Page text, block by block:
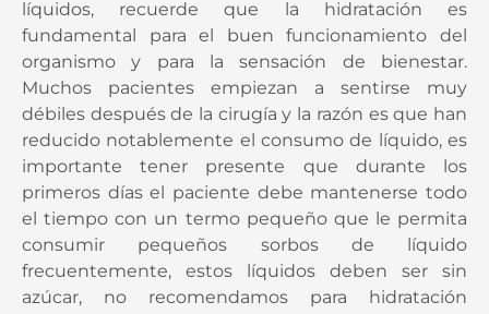
líquidos, recuerde que la hidratación es
fundamental para el buen funcionamiento del
organismo y para la sensación de bienestar.
Muchos pacientes empiezan a sentirse muy
débiles después de la cirugía y la razón es que han
reducido notablemente el consumo de líquido, es
importante tener presente que durante los
primeros días el paciente debe mantenerse todo
el tiempo con un termo pequeño que le permita
consumir pequeños sorbos de líquido
frecuentemente, estos líquidos deben ser sin
azúcar, no recomendamos para hidratación